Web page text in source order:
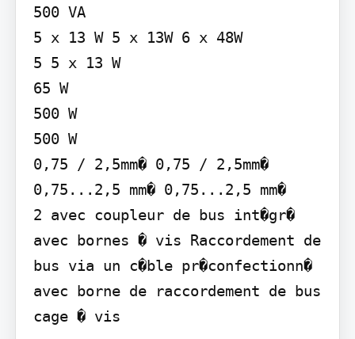
500 VA
5 x 13 W 5 x 13W 6 x 48W
5 5 x 13 W
65 W
500 W
500 W
0,75 / 2,5mm� 0,75 / 2,5mm�
0,75...2,5 mm� 0,75...2,5 mm�
2 avec coupleur de bus int�gr�
avec bornes � vis Raccordement de
bus via un c�ble pr�confectionn�
avec borne de raccordement de bus
cage � vis